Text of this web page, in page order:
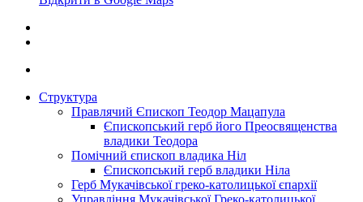
Структура
Правлячий Єпископ Теодор Мацапула
Єпископський герб його Преосвященства
владики Теодора
Помічний єпископ владика Ніл
Єпископський герб владики Ніла
Герб Мукачівської греко-католицької єпархії
Управління Мукачівської Греко-католицької